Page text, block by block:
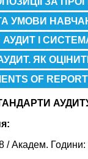
УМОВИ
АУДИТ І
ЯК
OF
8 / Академ.